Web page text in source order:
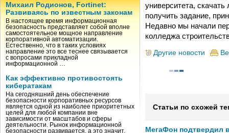
Михаил Родионов, Fortinet:
Развиваясь по известным законам
В настоящее время информационная
безопасность представляет собой вполне
самостоятельное мощное направление
корпоративной автоматизации.
Естественно, что в таких условиях
направление это все теснее связывается
с вопросами прикладной
информационной …
Как эффективно противостоять
кибератакам
На сегодняшний день обеспечение
безопасности корпоративных ресурсов
является одной из наиболее приоритетных
целей для любой компании вне
зависимости от масштабов и сферы
деятельности. Рынок информационной
безопасности развивается, а это значит,
университета,
получить задание,
Недавно мы начали
колледжа
Другие новости
Статьи по схожей
МегаФон подтвердил